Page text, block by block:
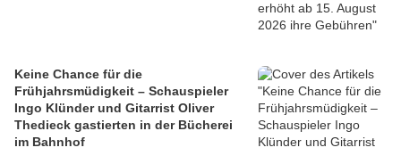
Keine Chance für die
Frühjahrsmüdigkeit – Schauspieler
Ingo Klünder und Gitarrist Oliver
Thedieck gastierten in der Bücherei
im Bahnhof